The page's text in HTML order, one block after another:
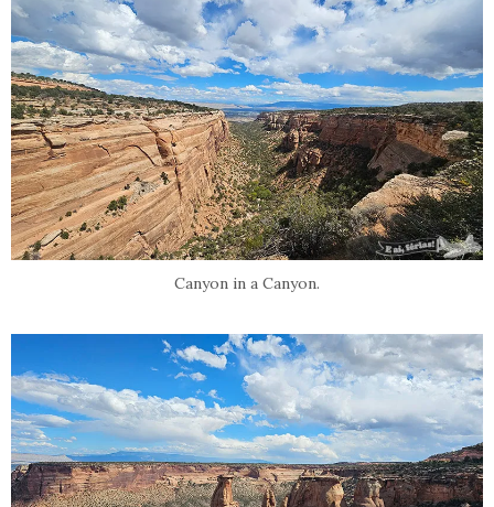
Canyon in a Canyon.